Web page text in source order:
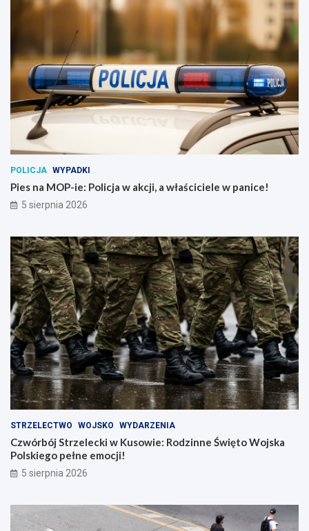
POLICJA WYPADKI
Pies na MOP-ie: Policja w akcji, a właściciele w panice!
5 sierpnia 2026
STRZELECTWO WOJSKO WYDARZENIA
Czwórbój Strzelecki w Kusowie: Rodzinne Święto Wojska
Polskiego pełne emocji!
5 sierpnia 2026